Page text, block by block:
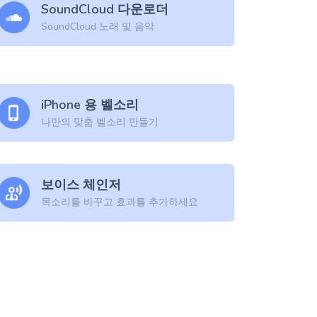
SoundCloud 다운로더
SoundCloud 노래 및 음악
iPhone 용 벨소리
나만의 맞춤 벨소리 만들기
보이스 체인저
목소리를 바꾸고 효과를 추가하세요